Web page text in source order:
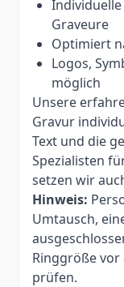
Graveure
Optimiert
Logos,
möglich
Unsere
Gravur
Text und die
Spezialisten
setzen wir
Hinweis:
Umtausch,
Ringgröße
prüfen.